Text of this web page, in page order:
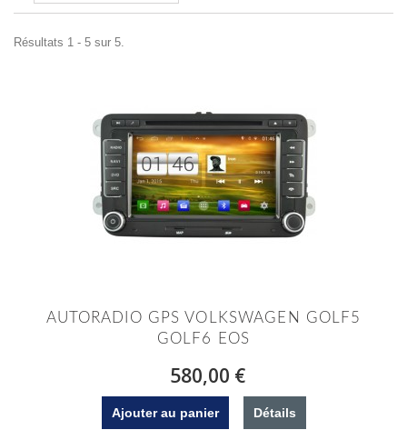
Résultats 1 - 5 sur 5.
AUTORADIO GPS VOLKSWAGEN GOLF5
GOLF6 EOS
580,00 €
Ajouter au panier Détails